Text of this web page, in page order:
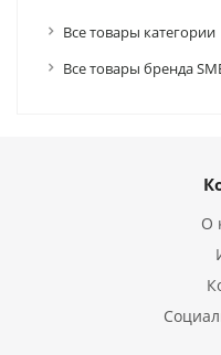
Все товары категории
Все товары бренда
О